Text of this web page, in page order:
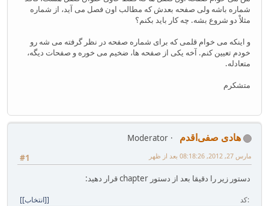
شماره باشه ولی صفحه بعدش که مطالب اون فصل می آید، از شماره
مثلاْ دو شروع بشه. چه کار باید بکنم؟
و اینکه می خوام قلمی که برای شماره صفحه در نظر گرفته می شه رو
خودم تعیین کنم. آخه یکی از صفحه ها، ضخیم می خوره و صفحات دیگه،
متعادله.
متشکرم
هادی صفی‌اقدم
Moderator
#1
مارس 27, 2012, 08:18:26 بعد از ظهر
دستور زیر را دقیقا بعد از دستور chapter قرار دهید:
کد [انتخاب]